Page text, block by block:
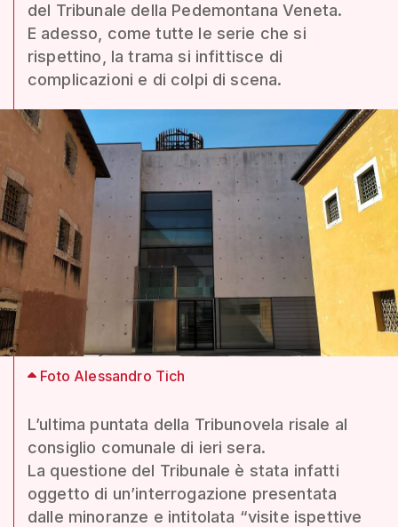
del Tribunale della Pedemontana Veneta.
E adesso, come tutte le serie che si
rispettino, la trama si infittisce di
complicazioni e di colpi di scena.
Foto Alessandro Tich
L’ultima puntata della Tribunovela risale al
consiglio comunale di ieri sera.
La questione del Tribunale è stata infatti
oggetto di un’interrogazione presentata
dalle minoranze e intitolata “visite ispettive